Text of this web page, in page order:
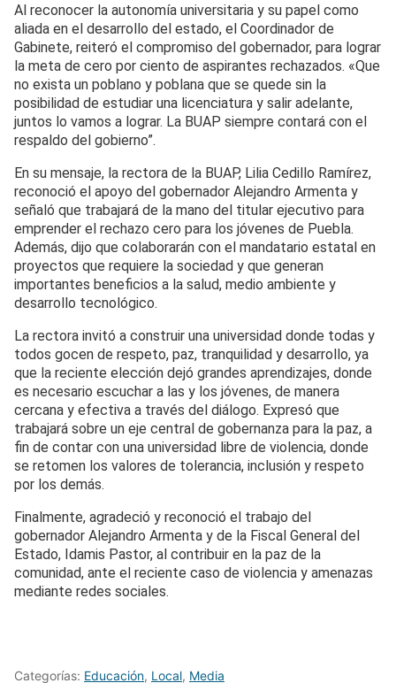
Al reconocer la autonomía universitaria y su papel como
aliada en el desarrollo del estado, el Coordinador de
Gabinete, reiteró el compromiso del gobernador, para lograr
la meta de cero por ciento de aspirantes rechazados. «Que
no exista un poblano y poblana que se quede sin la
posibilidad de estudiar una licenciatura y salir adelante,
juntos lo vamos a lograr. La BUAP siempre contará con el
respaldo del gobierno”.
En su mensaje, la rectora de la BUAP, Lilia Cedillo Ramírez,
reconoció el apoyo del gobernador Alejandro Armenta y
señaló que trabajará de la mano del titular ejecutivo para
emprender el rechazo cero para los jóvenes de Puebla.
Además, dijo que colaborarán con el mandatario estatal en
proyectos que requiere la sociedad y que generan
importantes beneficios a la salud, medio ambiente y
desarrollo tecnológico.
La rectora invitó a construir una universidad donde todas y
todos gocen de respeto, paz, tranquilidad y desarrollo, ya
que la reciente elección dejó grandes aprendizajes, donde
es necesario escuchar a las y los jóvenes, de manera
cercana y efectiva a través del diálogo. Expresó que
trabajará sobre un eje central de gobernanza para la paz, a
fin de contar con una universidad libre de violencia, donde
se retomen los valores de tolerancia, inclusión y respeto
por los demás.
Finalmente, agradeció y reconoció el trabajo del
gobernador Alejandro Armenta y de la Fiscal General del
Estado, Idamis Pastor, al contribuir en la paz de la
comunidad, ante el reciente caso de violencia y amenazas
mediante redes sociales.
Categorías: Educación, Local, Media